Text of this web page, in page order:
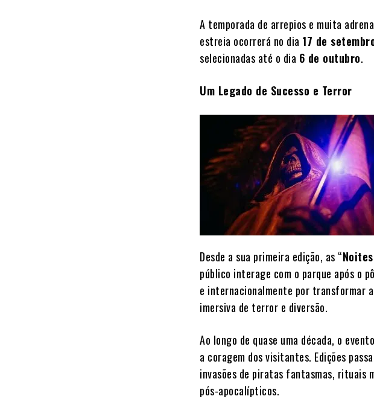
A temporada de arrepios e muita
estreia ocorrerá no dia 17 de
selecionadas até o dia 6 de outubro.
Um Legado de Sucesso e Terror
Desde a sua primeira edição, as “
público interage com o parque após o
e internacionalmente por transformar
imersiva de terror e diversão.
Ao longo de quase uma década, o
a coragem dos visitantes. Edições
invasões de piratas fantasmas, rituais
pós-apocalípticos.